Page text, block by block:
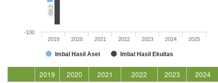
-58,2
Imbal Hasil Aset Imbal Hasil Ekuitas
2019 2020 2021 2022 2023 2024 2025
-100
2019 2020 2021 2022 2023
2024